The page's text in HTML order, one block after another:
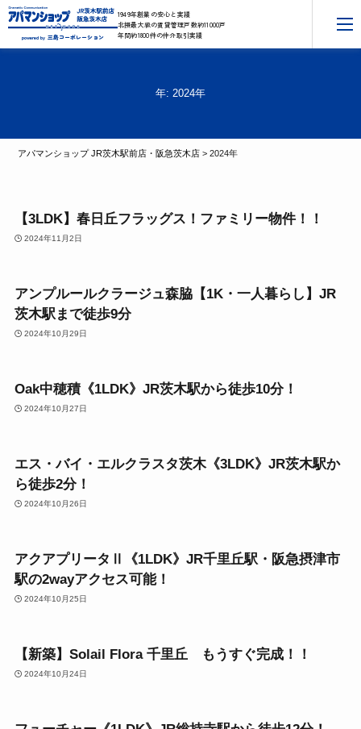
powered by 三島コーポレーション
1949年創業の安心と実績
北摂最大級の賃貸管理戸数約11000戸
年間約1800件の仲介取引実績
年: 2024年
アパマンショップ JR茨木駅前店・阪急茨木店 >2024年
【3LDK】春日丘フラッグス！ファミリー物件！！
2024年11月2日
アンプルールクラージュ森脇【1K・一人暮らし】JR
茨木駅まで徒歩9分
2024年10月29日
Oak中穂積《1LDK》JR茨木駅から徒歩10分！
2024年10月27日
エス・バイ・エルクラスタ茨木《3LDK》JR茨木駅か
ら徒歩2分！
2024年10月26日
アクアプリータⅡ《1LDK》JR千里丘駅・阪急摂津市
駅の2wayアクセス可能！
2024年10月25日
【新築】Solail Flora 千里丘 もうすぐ完成！！
2024年10月24日